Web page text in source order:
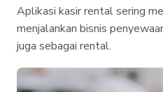
Aplikasi kasir rental sering
menjalankan bisnis
juga sebagai rental.